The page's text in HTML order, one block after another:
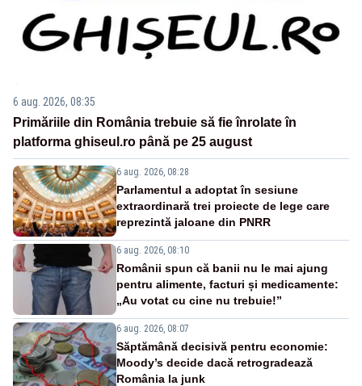
6 aug. 2026, 08:35
Primăriile din România trebuie să fie înrolate în
platforma ghiseul.ro până pe 25 august
6 aug. 2026, 08:28
Parlamentul a adoptat în sesiune
extraordinară trei proiecte de lege care
reprezintă jaloane din PNRR
6 aug. 2026, 08:10
Românii spun că banii nu le mai ajung
pentru alimente, facturi și medicamente:
„Au votat cu cine nu trebuie!”
6 aug. 2026, 08:07
Săptămână decisivă pentru economie:
Moody’s decide dacă retrogradează
România la junk